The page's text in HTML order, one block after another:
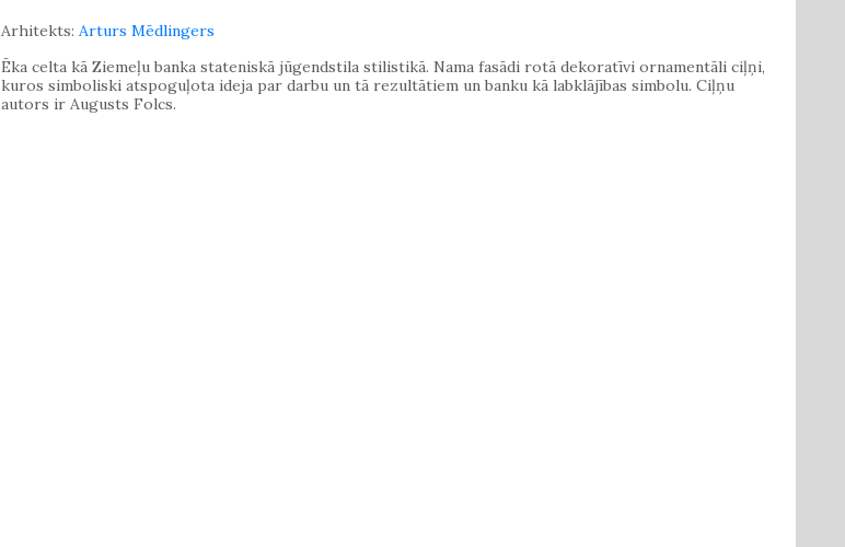
Arhitekts: Arturs Mēdlingers
Ēka celta kā Ziemeļu banka stateniskā jūgendstila stilistikā. Nama fasādi rotā dekoratīvi ornamentāli ciļņi,
kuros simboliski atspoguļota ideja par darbu un tā rezultātiem un banku kā labklājības simbolu. Ciļņu
autors ir Augusts Folcs.